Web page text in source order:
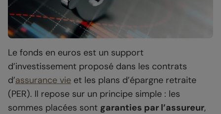
Le fonds en euros est un support
d’investissement proposé dans les contrats
d’assurance vie et les plans d’épargne retraite
(PER). Il repose sur un principe simple : les
sommes placées sont garanties par l’assureur,